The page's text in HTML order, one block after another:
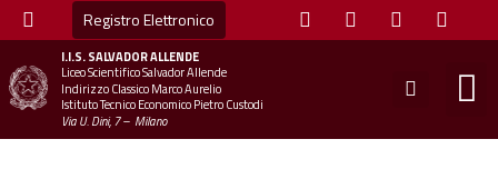
Registro Elettronico
I.I.S.SALVADOR ALLENDE
Liceo Scientifico Salvador Allende
Indirizzo Classico Marco Aurelio
Istituto Tecnico Economico Pietro Custodi
Via U. Dini, 7 – Milano